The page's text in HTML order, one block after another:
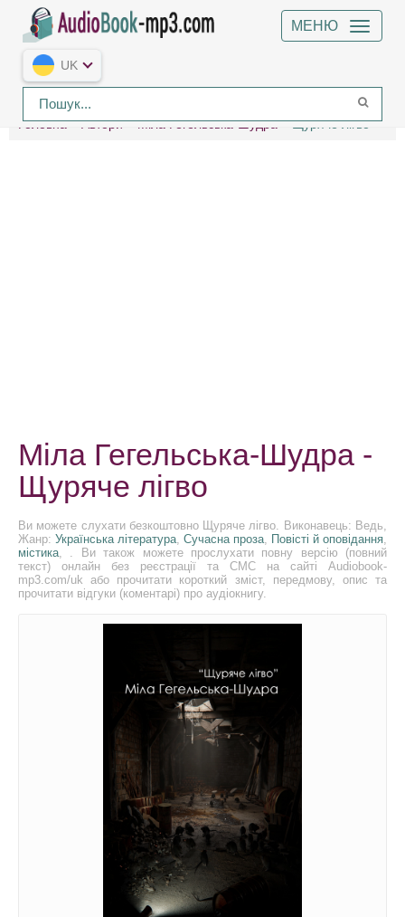
МЕНЮ
UK
Головна Автори Міла Гегельська-Шудра Щуряче лігво
Міла Гегельська-Шудра -
Щуряче лігво
Ви можете слухати безкоштовно Щуряче лігво. Виконавець: Ведь,
Жанр: Українська література, Сучасна проза, Повісті й оповідання,
містика, . Ви також можете прослухати повну версію (повний
текст) онлайн без реєстрації та СМС на сайті Audiobook-
mp3.com/uk або прочитати короткий зміст, передмову, опис та
прочитати відгуки (коментарі) про аудіокнигу.